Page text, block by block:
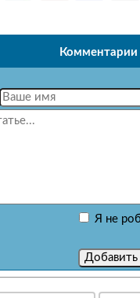
Комментарии
Я не